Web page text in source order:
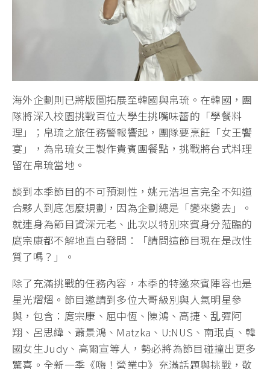
海外企劃則已將版圖拓展至韓國與帛琉。在韓國，團
隊將深入校園挑戰百位大學生挑嘴味蕾的「學餐料
理」；帛琉之旅任務警報響起，團隊要烹飪「女王饗
宴」，為帛琉女王製作貴賓團餐點，挑戰將台式料理
留在帛琉當地。
談到本季節目的不可預測性，姚元浩坦言完全不知道
合夥人到底怎麼規劃，因為企劃總是「變來變去」。
就連身為節目資深元老、此次以特別來賓身分蒞臨的
庹宗康都不解地直白發問：「請問這節目現在是改性
質了嗎？」。
除了充滿挑戰的任務內容，本季的特邀來賓陣容也是
星光熠熠。節目邀請到多位大哥級別與人氣明星參
與，包含：庹宗康、屈中恆、陳鴻、高捷、乱彈阿
翔、呂思緯、蕭景鴻、Matzka、U:NUS、南珉貞、韓
國女生Judy、高爾宣等人，勢必將為節目碰撞出更多
驚喜。全新一季《嗨！營業中》充滿話題與挑戰，敬